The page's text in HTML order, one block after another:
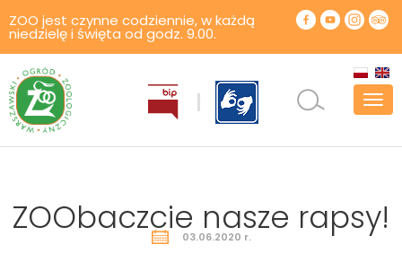
ZOO jest czynne codziennie, w każdą
niedzielę i święta od godz. 9.00.
ZOObaczcie nasze rapsy!
03.06.2020 r.